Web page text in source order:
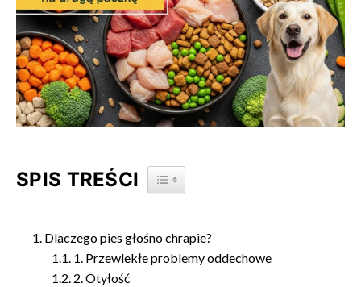
SPIS TREŚCI TOGGLE TABLE OF CONTENT
Dlaczego pies głośno chrapie?
1. Przewlekłe problemy oddechowe
2. Otyłość